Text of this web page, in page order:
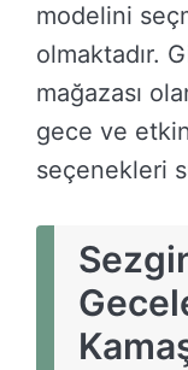
modelini
olmaktadır.
mağazası
gece ve
seçenekleri